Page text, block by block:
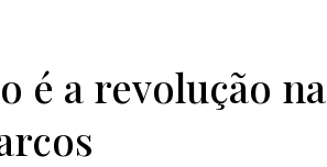
é a revolução na